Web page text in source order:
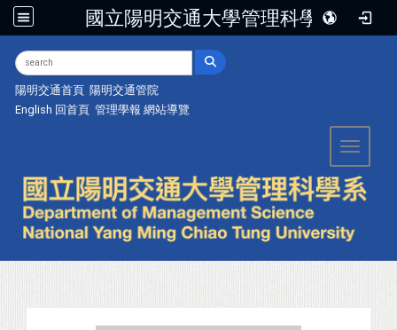
國立陽明交通大學管理科學系
陽明交通首頁 陽明交通管院
English 回首頁 管理學報 網站導覽
Toggle